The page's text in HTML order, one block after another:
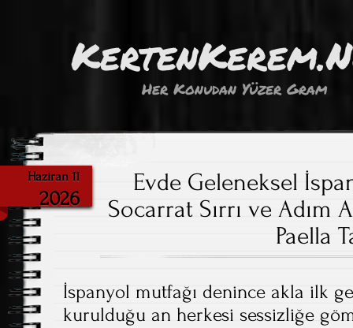
Her Konudan Yüzer Gram
Haziran 11
2026
Evde Geleneksel
Socarrat Sırrı ve Adım
Paella
İspanyol mutfağı denince akla ilk
kurulduğu an herkesi sessizliğe